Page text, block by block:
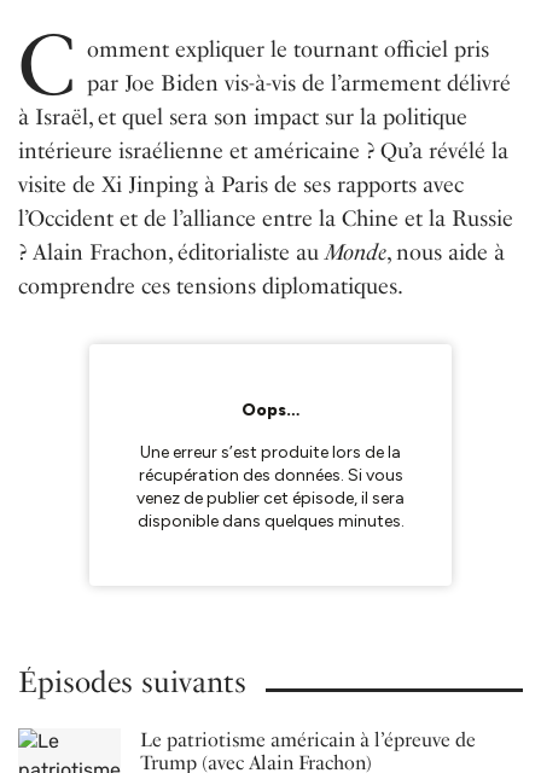
C omment expliquer le tournant officiel pris
par Joe Biden vis-à-vis de l’armement délivré
à Israël, et quel sera son impact sur la politique
intérieure israélienne et américaine ? Qu’a révélé la
visite de Xi Jinping à Paris de ses rapports avec
l’Occident et de l’alliance entre la Chine et la Russie
? Alain Frachon, éditorialiste au Monde, nous aide à
comprendre ces tensions diplomatiques.
Épisodes suivants
Le patriotisme américain à l’épreuve de
Trump (avec Alain Frachon)